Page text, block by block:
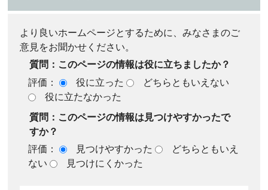
より良いホームページとするために、みなさまのご
意見をお聞かせください。
質問：このページの情報は役に立ちましたか？
評価：
役に立った
どちらともいえない
役に立たなかった
質問：このページの情報は見つけやすかったで
すか？
評価：
見つけやすかった
どちらともいえ
ない
見つけにくかった